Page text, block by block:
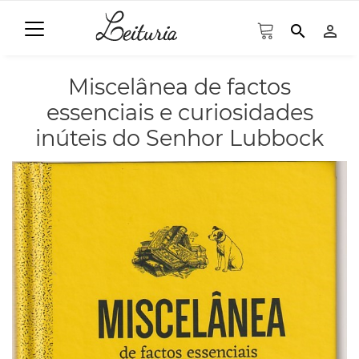
search person_outline
Miscelânea de factos
essenciais e curiosidades
inúteis do Senhor Lubbock